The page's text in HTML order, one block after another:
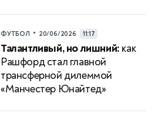
ФУТБОЛ • 20/06/2026 11:17
Талантливый, но лишний: как
Рашфорд стал главной
трансферной дилеммой
«Манчестер Юнайтед»